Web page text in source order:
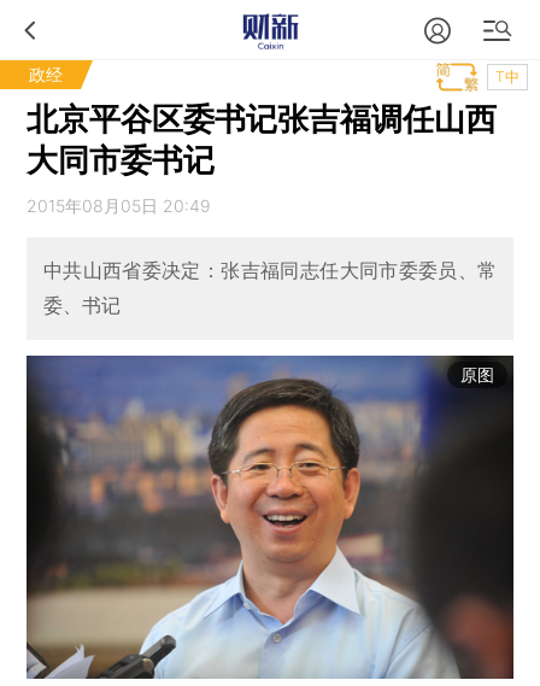
政经 T中
北京平谷区委书记张吉福调任山西
大同市委书记
2015年08月05日 20:49
中共山西省委决定：张吉福同志任大同市委委员、常
委、书记
原图